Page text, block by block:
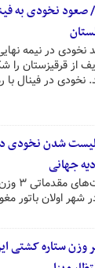
صعود نخودی به
از قرقیزستان را
نخودی در فینال با
شدن نخودی
جهانی
اولان باتور
وزن ستاره کشتی